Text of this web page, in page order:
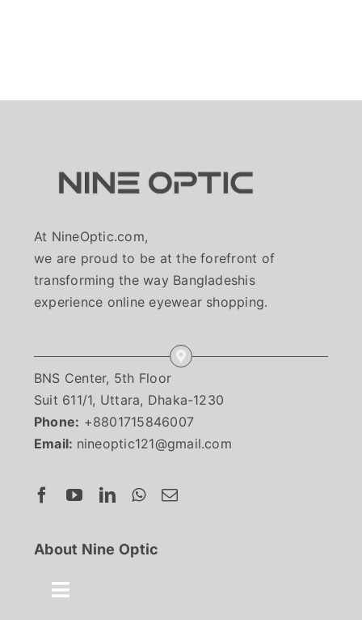
At NineOptic.com,
we are proud to be at the forefront of
transforming the way Bangladeshis
experience online eyewear shopping.
BNS Center, 5th Floor
Suit 611/1, Uttara, Dhaka-1230
Phone: +8801715846007
Email: nineoptic121@gmail.com
About Nine Optic
Toggle